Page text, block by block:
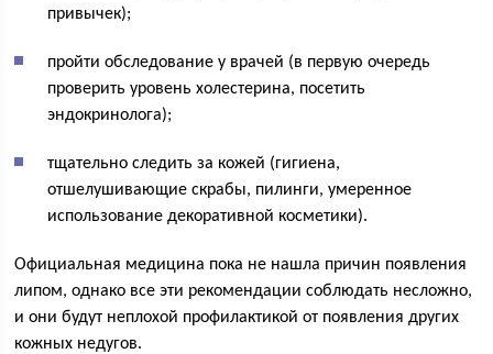
привычек);
пройти обследование у врачей (в первую очередь
проверить уровень холестерина, посетить
эндокринолога);
тщательно следить за кожей (гигиена,
отшелушивающие скрабы, пилинги, умеренное
использование декоративной косметики).
Официальная медицина пока не нашла причин появления
липом, однако все эти рекомендации соблюдать несложно,
и они будут неплохой профилактикой от появления других
кожных недугов.